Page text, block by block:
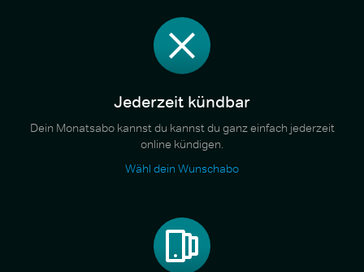
Jederzeit kündbar
Dein Monatsabo kannst du kannst du ganz einfach jederzeit
online kündigen.
Wähl dein Wunschabo